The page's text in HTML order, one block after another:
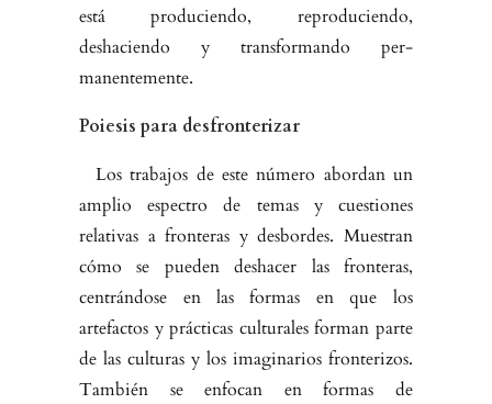
está produciendo, reproduciendo,
deshaciendo y transformando per­
manentemente.
Poiesis para desfronterizar
Los trabajos de este número abordan un
amplio espectro de temas y cuestio­nes
relativas a fronteras y desbordes. Muestran
cómo se pueden deshacer las fronteras,
centrándose en las formas en que los
artefactos y prácticas cultu­rales forman parte
de las culturas y los imaginarios fronterizos.
También se enfocan en formas de